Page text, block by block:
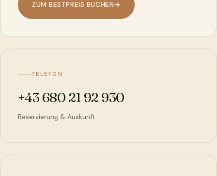
ZUM BESTPREIS BUCHEN→
TELEFON
+43 680 21 92 930
Reservierung & Auskunft